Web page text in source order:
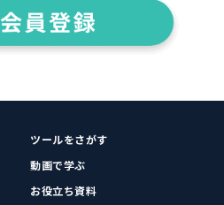
ツールをさがす
動画で学ぶ
お役立ち資料